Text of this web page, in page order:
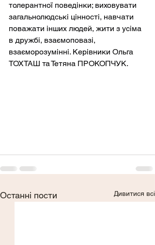
толерантної поведінки; виховувати
загальнолюдські цінності, навчати
поважати інших людей, жити з усіма
в дружбі, взаємоповазі,
взаєморозумінні. Керівники Ольга
ТОХТАШ та Тетяна ПРОКОПЧУК.
Останні пости Дивитися всі